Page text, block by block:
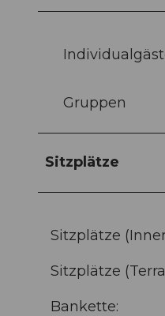
Gruppen
Sitzplätze
Sitzplätze
Sitzplätze
Bankette: